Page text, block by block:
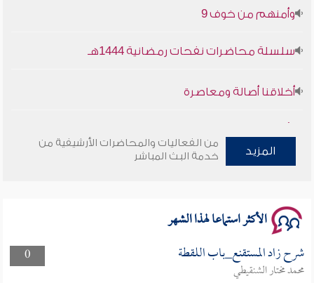
سلسلة محاضرات نفحات رمضانية 1444هـ
المزيد
من الفعاليات والمحاضرات الأرشيفية من
خدمة البث المباشر
الأكثر استماعا لهذا الشهر
0 شرح زاد المستقنع_باب اللقطة
محمد مختار الشنقيطي